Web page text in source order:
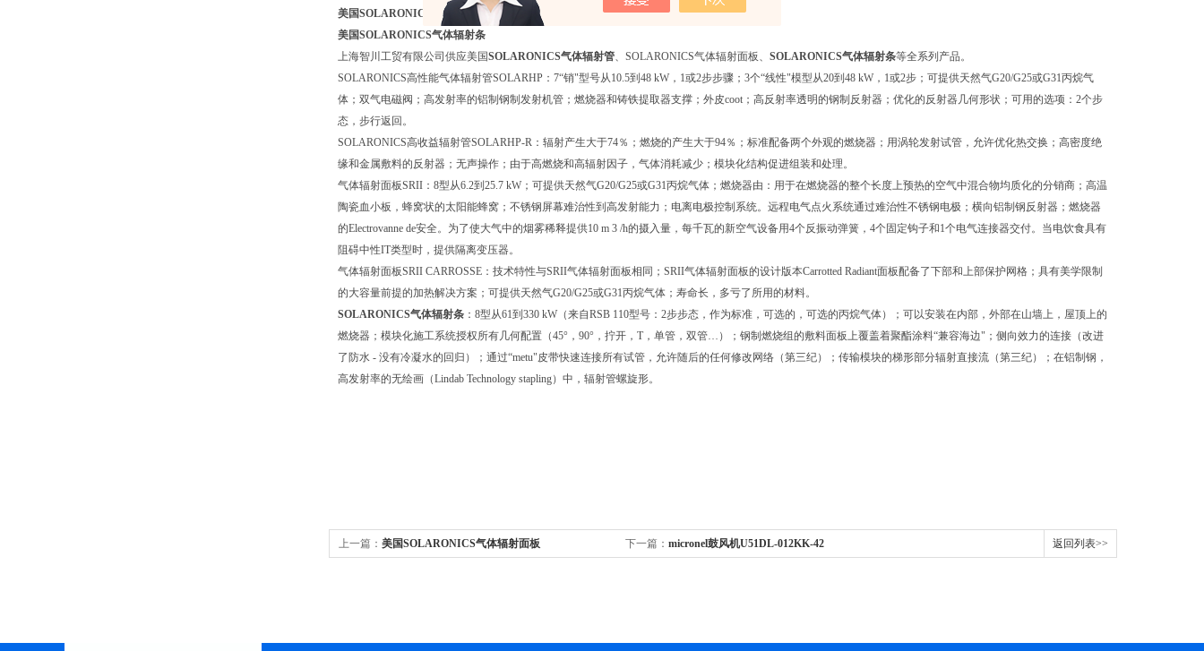
美国SOLARONICS气体辐射条
美国SOLARONICS气体辐射条
上海智川工贸有限公司供应美国SOLARONICS气体辐射管、SOLARONICS气体辐射面板、 SOLARONICS气体辐射条等全系列产品。
SOLARONICS高性能气体辐射管SOLARHP：7“销"型号从10.5到48 kW，1或2步步骤；3个“线性"模型从20到48 kW，1或2步；可提供天然气G20/G25或G31丙烷气
体；双气电磁阀；高发射率的铝制钢制发射机管；燃烧器和铸铁提取器支撑；外皮coot；高反射率透明的钢制反射器；优化的反射器几何形状；可用的选项：2个步
态，步行返回。
SOLARONICS高收益辐射管SOLARHP-R：辐射产生大于74％；燃烧的产生大于94％；标准配备两个外观的燃烧器；用涡轮发射试管，允许优化热交换；高密度绝
缘和金属敷料的反射器；无声操作；由于高燃烧和高辐射因子，气体消耗减少；模块化结构促进组装和处理。
气体辐射面板SRII：8型从6.2到25.7 kW；可提供天然气G20/G25或G31丙烷气体；燃烧器由：用于在燃烧器的整个长度上预热的空气中混合物均质化的分销商；高温
陶瓷血小板，蜂窝状的太阳能蜂窝；不锈钢屏幕难治性到高发射能力；电离电极控制系统。远程电气点火系统通过难治性不锈钢电极；横向铝制钢反射器；燃烧器
的Electrovanne de安全。为了使大气中的烟雾稀释提供10 m 3 /h的摄入量，每千瓦的新空气设备用4个反振动弹簧，4个固定钩子和1个电气连接器交付。当电饮食具有
阻碍中性IT类型时，提供隔离变压器。
气体辐射面板SRII CARROSSE：技术特性与SRII气体辐射面板相同；SRII气体辐射面板的设计版本Carrotted Radiant面板配备了下部和上部保护网格；具有美学限制
的大容量前提的加热解决方案；可提供天然气G20/G25或G31丙烷气体；寿命长，多亏了所用的材料。
SOLARONICS气体辐射条 ：8型从61到330 kW（来自RSB 110型号：2步步态，作为标准，可选的，可选的丙烷气体）；可以安装在内部，外部在山墙上，屋顶上的
燃烧器；模块化施工系统授权所有几何配置（45°，90°，拧开，T，单管，双管…）；钢制燃烧组的敷料面板上覆盖着聚酯涂料“兼容海边"；侧向效力的连接（改进
了防水 - 没有冷凝水的回归）；通过“metu"皮带快速连接所有试管，允许随后的任何修改网络（第三纪）；传输模块的梯形部分辐射直接流（第三纪）；在铝制钢，
高发射率的无绘画（Lindab Technology stapling）中，辐射管螺旋形。
上一篇： 美国SOLARONICS气体辐射面板 下一篇： micronel鼓风机U51DL-012KK-42 返回列表>>